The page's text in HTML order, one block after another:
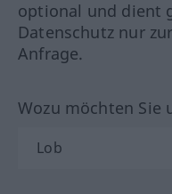
optional und dient
Datenschutz nur
Anfrage.
Wozu möchten Sie